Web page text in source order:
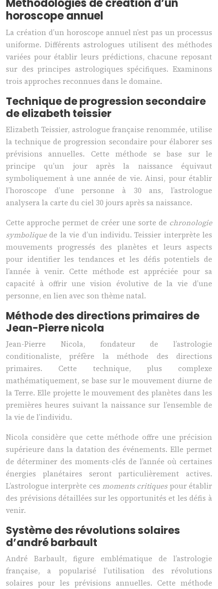
horoscope annuel
La création d’un horoscope annuel n’est pas un processus
uniforme. Différents astrologues utilisent des méthodes
variées pour établir leurs prédictions, chacune reposant
sur des principes astrologiques spécifiques. Examinons
trois approches reconnues dans le domaine.
Technique de progression secondaire
de elizabeth teissier
Elizabeth Teissier, astrologue française renommée, utilise
la technique de progression secondaire pour élaborer ses
prévisions annuelles. Cette méthode se base sur le
principe qu’un jour après la naissance équivaut
symboliquement à une année de vie. Ainsi, pour établir
l’horoscope d’une personne à 30 ans, l’astrologue
analysera la carte du ciel 30 jours après sa naissance.
Cette approche permet de créer une sorte de chronologie
symboliquede la vie d’un individu. Teissier interprète les
mouvements progressés des planètes et leurs aspects
pour identifier les tendances et les défis potentiels de
l’année à venir. Cette méthode est appréciée pour sa
capacité à offrir une vision évolutive de la vie d’une
personne, en lien avec son thème natal.
Méthode des directions primaires de
Jean-Pierre nicola
Jean-Pierre Nicola, fondateur de l’astrologie
conditionaliste, préfère la méthode des directions
primaires. Cette technique, plus complexe
mathématiquement, se base sur le mouvement diurne de
la Terre. Elle projette le mouvement des planètes dans les
premières heures suivant la naissance sur l’ensemble de
la vie de l’individu.
Nicola considère que cette méthode offre une précision
supérieure dans la datation des événements. Elle permet
de déterminer des moments-clés de l’année où certaines
énergies planétaires seront particulièrement actives.
L’astrologue interprète ces moments critiquespour établir
des prévisions détaillées sur les opportunités et les défis à
venir.
Système des révolutions solaires
d’andré barbault
André Barbault, figure emblématique de l’astrologie
française, a popularisé l’utilisation des révolutions
solaires pour les prévisions annuelles. Cette méthode